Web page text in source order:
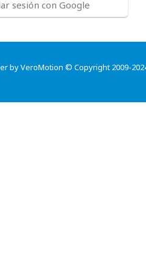
sesión con Google
by VeroMotion © Copyright 2009-